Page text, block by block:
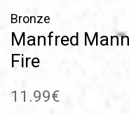
Bronze
Manfred
Fire
Prix
11.99€